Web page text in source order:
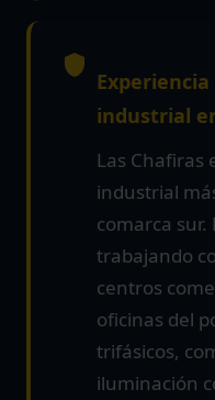
industrial
Las Chafiras
industrial
comarca sur.
trabajando
centros
oficinas del
trifásicos,
iluminación